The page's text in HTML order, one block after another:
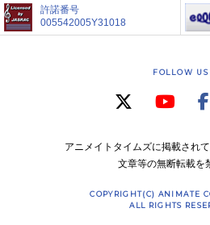
許諾番号
005542005Y31018
FOLLOW US
アニメイトタイムズに掲載され
文章等の無断転載を
COPYRIGHT(C) ANIMATE
ALL RIGHTS